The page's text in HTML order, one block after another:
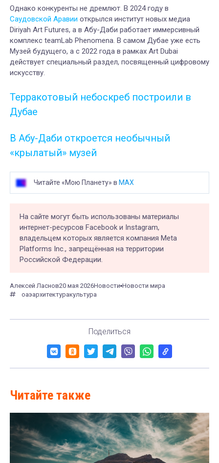
Однако конкуренты не дремлют. В 2024 году в
Саудовской Аравии открылся институт новых медиа
Diriyah Art Futures, а в Абу-Даби работает иммерсивный
комплекс teamLab Phenomena. В самом Дубае уже есть
Музей будущего, а с 2022 года в рамках Art Dubai
действует специальный раздел, посвященный цифровому
искусству.
Терракотовый небоскреб построили в
Дубае
В Абу-Даби откроется необычный
«крылатый» музей
Читайте «Мою Планету» в MAX
На сайте могут быть использованы материалы
интернет-ресурсов Facebook и Instagram,
владельцем которых является компания Meta
Platforms Inc., запрещённая на территории
Российской Федерации.
Алексей Ласнов20 мая 2026Новости Новости мира
оаэархитектуракультура
Поделиться
Читайте также